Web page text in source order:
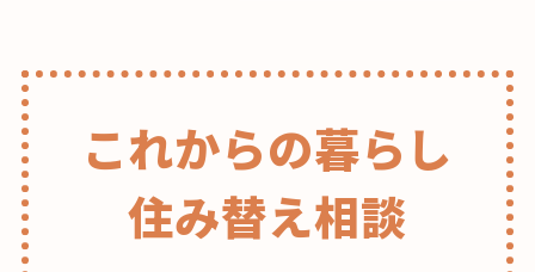
これからの暮らし
住み替え相談